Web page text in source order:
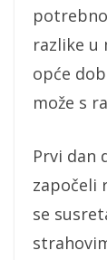
razlike u
opće
može s
Prvi dan
započeli
se